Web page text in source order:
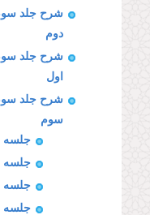
شرح جلد سوم
دوم
شرح جلد سوم
اول
شرح جلد سوم
سوم
جلسه 1
جلسه 2
جلسه 3
جلسه 4